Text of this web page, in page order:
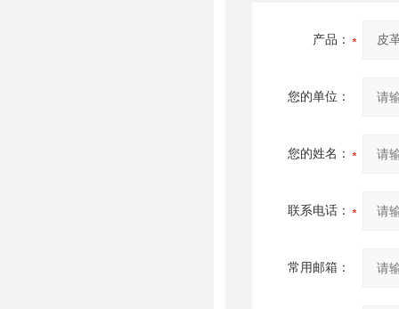
产品：
您的单位：
您的姓名：
联系电话：
常用邮箱：